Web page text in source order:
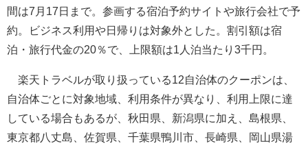
間は7月17日まで。参画する宿泊予約サイトや旅行会社で予
約。ビジネス利用や日帰りは対象外とした。割引額は宿
泊・旅行代金の20％で、上限額は1人泊当たり3千円。
楽天トラベルが取り扱っている12自治体のクーポンは、
自治体ごとに対象地域、利用条件が異なり、利用上限に達
している場合もあるが、秋田県、新潟県に加え、島根県、
東京都八丈島、佐賀県、千葉県鴨川市、長崎県、岡山県湯